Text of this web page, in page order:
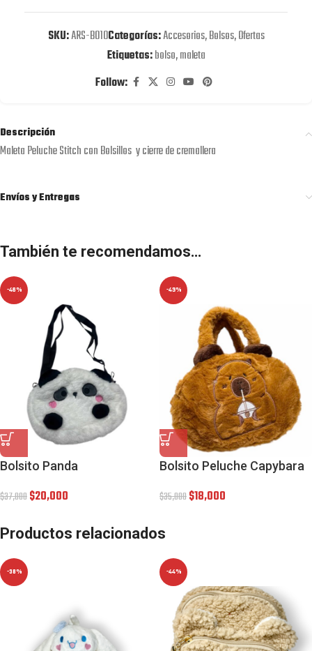
SKU:ARS-B010Categorías:Accesorios,Bolsos,Ofertas
Etiquetas:bolso,maleta
Follow:
Descripción
Maleta Peluche Stitch con Bolsillos y cierre de cremallera
Envíos y Entregas
También te recomendamos…
-46%
Bolsito Panda
$37,000$20,000
-49%
Bolsito Peluche Capybara
$35,000$18,000
Productos relacionados
-38% -44%